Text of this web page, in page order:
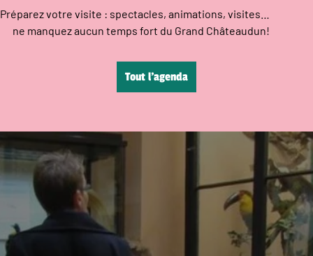
Préparez votre visite : spectacles, animations, visites…
ne manquez aucun temps fort du Grand Châteaudun!
Tout l’agenda